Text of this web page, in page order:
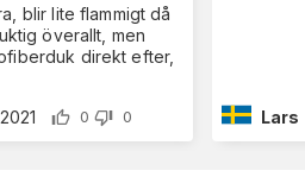
blir lite flammigt då
överallt, men
direkt efter,
0 0 Lars